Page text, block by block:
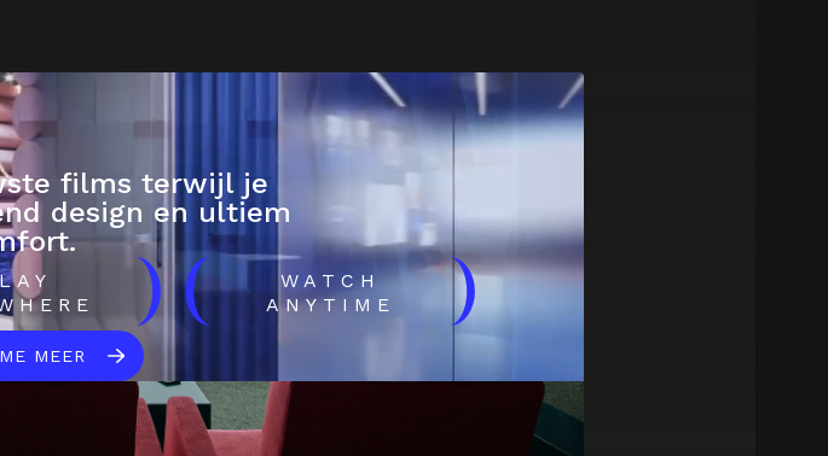
films terwijl je
design en ultiem
)(
WATCH
ANYTIME
)
MEER